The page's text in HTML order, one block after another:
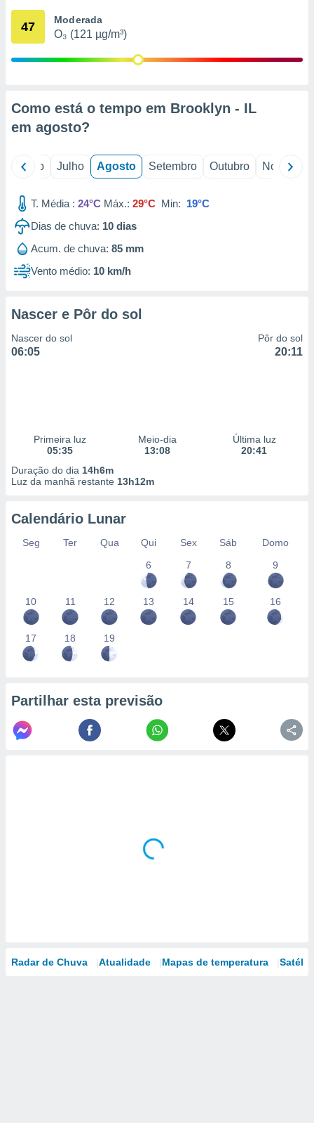
através
1199
47 Moderada
O₃ (121 µg/m³)
Como está o tempo em Brooklyn - IL
em agosto?
Junho Julho Agosto Setembro Outubro Novembro
T. Média : 24°C Máx.: 29°C Min: 19°C
Dias de chuva: 10 dias
Acum. de chuva: 85 mm
Vento médio: 10 km/h
Nascer e Pôr do sol
Nascer do sol
06:05
Pôr do sol
20:11
Primeira luz
05:35
Meio-dia
13:08
Última luz
20:41
Duração do dia 14h6m
Luz da manhã restante 13h12m
Calendário Lunar
Seg Ter Qua Qui Sex Sáb
Domo
6
7 8 9
10 11 12 13 14 15 16
17 18 19
Partilhar esta previsão
Radar de Chuva Atualidade Mapas de temperatura